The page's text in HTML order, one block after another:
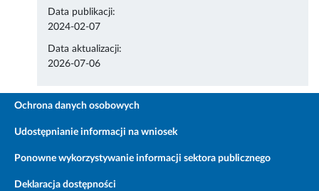
Data publikacji:
2024-02-07
Data aktualizacji:
2026-07-06
Ochrona danych osobowych
Udostępnianie informacji na wniosek
Ponowne wykorzystywanie informacji sektora publicznego
Deklaracja dostępności